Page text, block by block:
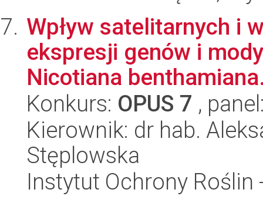
Wpływ satelitarnych i
ekspresji genów i
Nicotiana
Konkurs: OPUS 7 ,
Kierownik: dr hab.
Stęplowska
Instytut Ochrony